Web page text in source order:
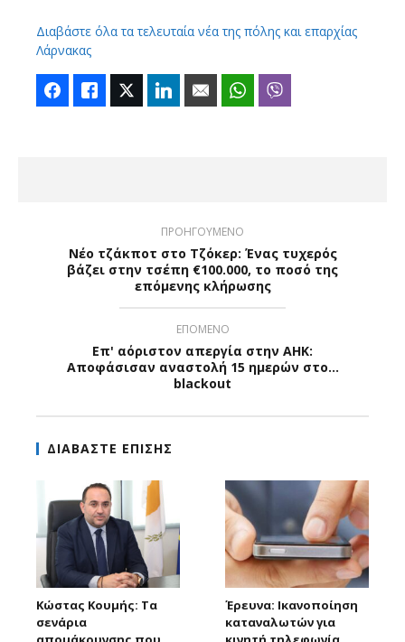
Διαβάστε όλα τα τελευταία νέα της πόλης και επαρχίας
Λάρνακας
FacebookLike Twitter LinkedIn Email WhatsApp
ΠΡΟΗΓΟΥΜΕΝΟ
Νέο τζάκποτ στο Τζόκερ: Ένας τυχερός
βάζει στην τσέπη €100.000, το ποσό της
επόμενης κλήρωσης
ΕΠΟΜΕΝΟ
Επ' αόριστον απεργία στην ΑΗΚ:
Αποφάσισαν αναστολή 15 ημερών στο...
blackout
ΔΙΑΒΑΣΤΕ ΕΠΙΣΗΣ
Κώστας Κουμής: Τα
σενάρια
Έρευνα: Ικανοποίηση
καταναλωτών για